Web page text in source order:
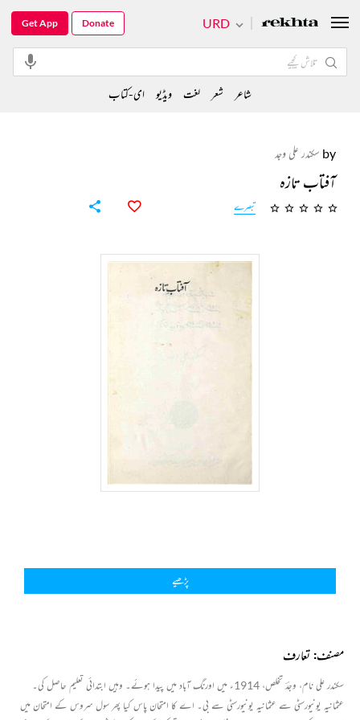
by سکندر علی وجد
آفتاب تازہ
تبصرے
پڑھیے
مصنف: تعارف
سکندر علی نام، وجدؔ تخلص، 1914ء میں اورنگ آباد میں پیدا ہوئے۔ وہیں ابتدائی تعلیم حاصل کی۔
عثمانیہ یونیورسٹی سے عثمانیہ یونیورسٹی سے بی۔ اے کا امتحان پاس کیا پھر سول سروس کے امتحان میں
URD
Get App Donate
شاعر شعر لغت ویڈیو ای-کتاب